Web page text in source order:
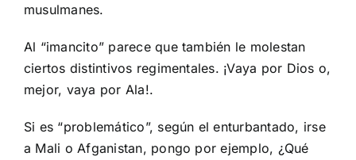
musulmanes.
Al “imancito” parece que también le molestan
ciertos distintivos regimentales. ¡Vaya por Dios o,
mejor, vaya por Ala!.
Si es “problemático”, según el enturbantado, irse
a Mali o Afganistan, pongo por ejemplo, ¿Qué